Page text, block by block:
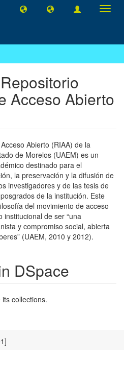
Acceso Abierto
Abierto (RIAA) de la
de Morelos (UAEM) es un
destinado para el
la preservación y la difusión de
investigadores y de las tesis de
de la institución. Este
del movimiento de acceso
de ser “una
y compromiso social, abierta
(UAEM, 2010 y 2012).
DSpace
collections.